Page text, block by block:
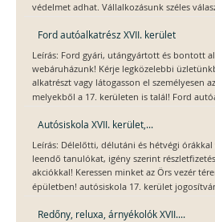
védelmet adhat. Vállalkozásunk széles
Ford autóalkatrész XVII. kerület
Leírás: Ford gyári, utángyártott és bontott
webáruházunk! Kérje legközelebbi
alkatrészt vagy látogasson el személyesen
melyekből a 17. kerületen is talál! Ford
Autósiskola XVII. kerület,...
Leírás: Délelőtti, délutáni és hétvégi
leendő tanulókat, igény szerint
akciókkal! Keressen minket az Örs vezér
épületben! autósiskola 17. kerület
Redőny, reluxa, árnyékolók XVII....